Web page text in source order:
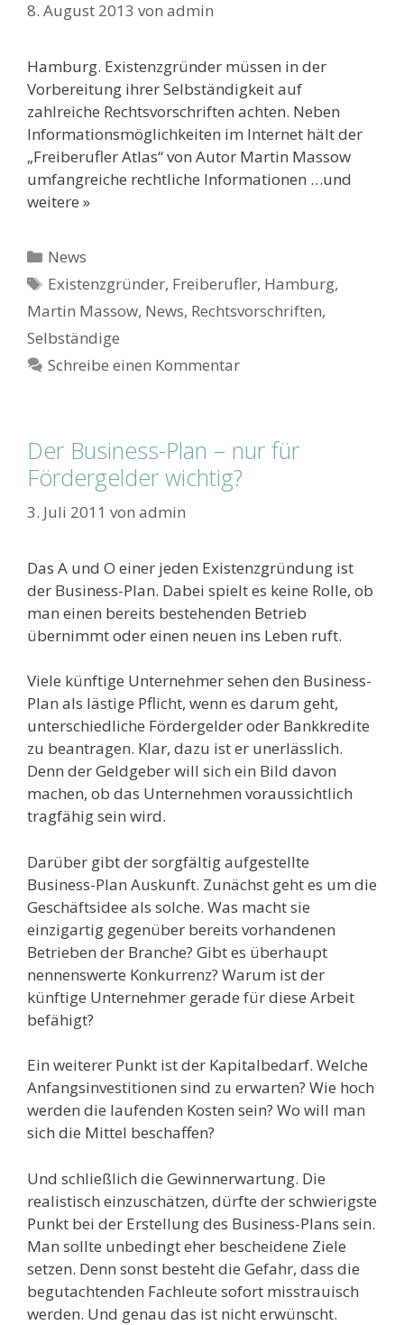
8. August 2013 von admin
Hamburg. Existenzgründer müssen in der
Vorbereitung ihrer Selbständigkeit auf
zahlreiche Rechtsvorschriften achten. Neben
Informationsmöglichkeiten im Internet hält der
„Freiberufler Atlas“ von Autor Martin Massow
umfangreiche rechtliche Informationen …und
weitere »
Kategorien
News
Schlagwörter
Existenzgründer, Freiberufler, Hamburg,
Martin Massow, News, Rechtsvorschriften,
Selbständige
Schreibe einen Kommentar
Der Business-Plan – nur für
Fördergelder wichtig?
3. Juli 2011 von admin
Das A und O einer jeden Existenzgründung ist
der Business-Plan. Dabei spielt es keine Rolle, ob
man einen bereits bestehenden Betrieb
übernimmt oder einen neuen ins Leben ruft.
Viele künftige Unternehmer sehen den Business-
Plan als lästige Pflicht, wenn es darum geht,
unterschiedliche Fördergelder oder Bankkredite
zu beantragen. Klar, dazu ist er unerlässlich.
Denn der Geldgeber will sich ein Bild davon
machen, ob das Unternehmen voraussichtlich
tragfähig sein wird.
Darüber gibt der sorgfältig aufgestellte
Business-Plan Auskunft. Zunächst geht es um die
Geschäftsidee als solche. Was macht sie
einzigartig gegenüber bereits vorhandenen
Betrieben der Branche? Gibt es überhaupt
nennenswerte Konkurrenz? Warum ist der
künftige Unternehmer gerade für diese Arbeit
befähigt?
Ein weiterer Punkt ist der Kapitalbedarf. Welche
Anfangsinvestitionen sind zu erwarten? Wie hoch
werden die laufenden Kosten sein? Wo will man
sich die Mittel beschaffen?
Und schließlich die Gewinnerwartung. Die
realistisch einzuschätzen, dürfte der schwierigste
Punkt bei der Erstellung des Business-Plans sein.
Man sollte unbedingt eher bescheidene Ziele
setzen. Denn sonst besteht die Gefahr, dass die
begutachtenden Fachleute sofort misstrauisch
werden. Und genau das ist nicht erwünscht.